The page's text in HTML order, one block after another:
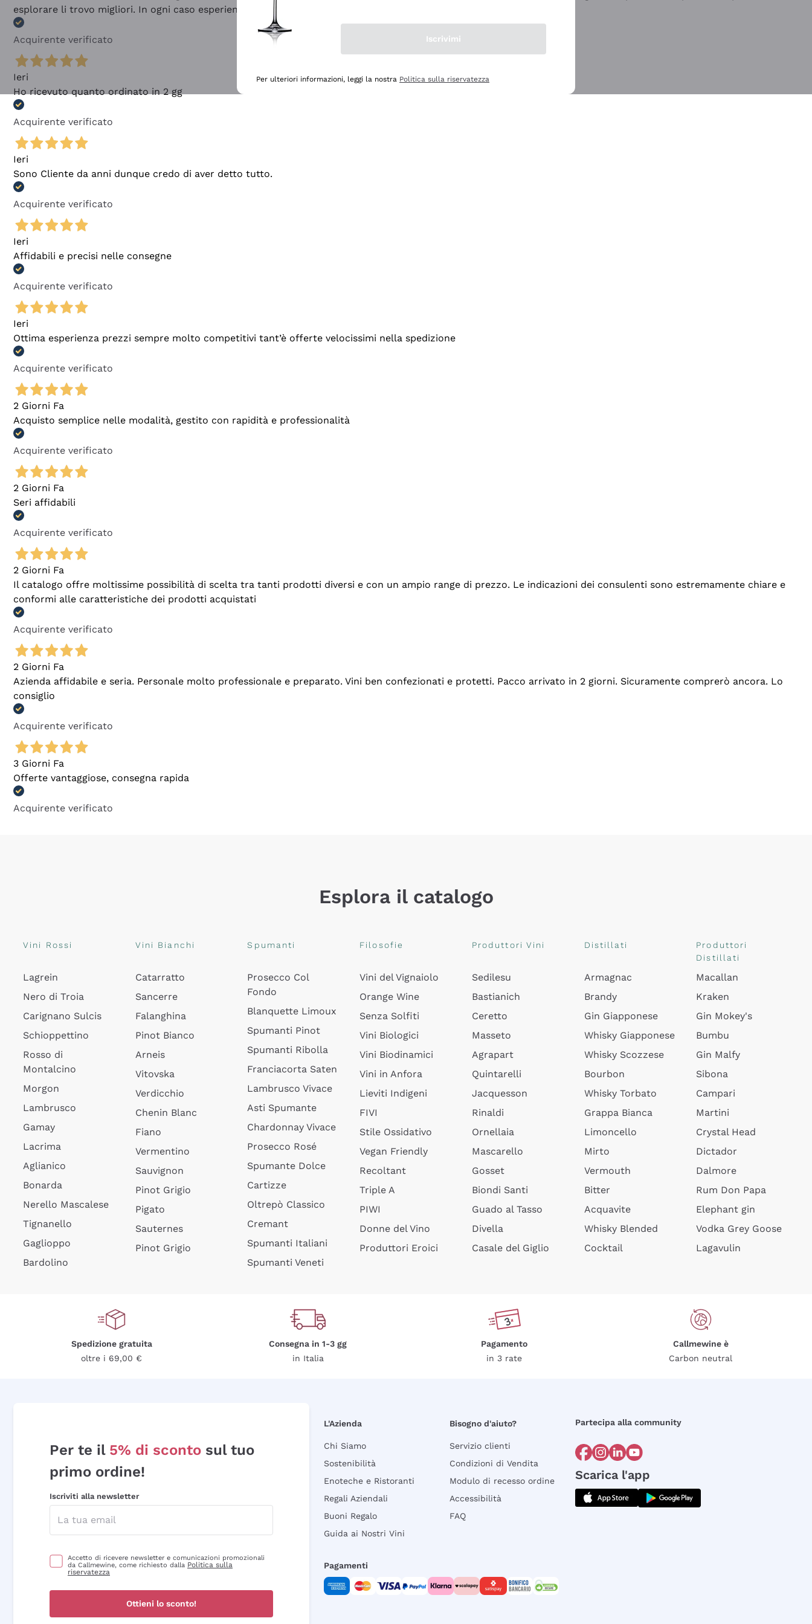
esplorare li trovo migliori. In ogni caso esperienza buona e lo consiglio! 👍
Acquirente verificato
Ieri
Ho ricevuto quanto ordinato in 2 gg
Acquirente verificato
Ieri
Sono Cliente da anni dunque credo di aver detto tutto.
Acquirente verificato
Ieri
Affidabili e precisi nelle consegne
Acquirente verificato
Ieri
Ottima esperienza prezzi sempre molto competitivi tant’è offerte velocissimi nella spedizione
Acquirente verificato
2 Giorni Fa
Acquisto semplice nelle modalità, gestito con rapidità e professionalità
Acquirente verificato
2 Giorni Fa
Seri affidabili
Acquirente verificato
2 Giorni Fa
Il catalogo offre moltissime possibilità di scelta tra tanti prodotti diversi e con un ampio range di prezzo. Le indicazioni dei consulenti sono estremamente chiare e
conformi alle caratteristiche dei prodotti acquistati
Acquirente verificato
2 Giorni Fa
Azienda affidabile e seria. Personale molto professionale e preparato. Vini ben confezionati e protetti. Pacco arrivato in 2 giorni. Sicuramente comprerò ancora. Lo
consiglio
Acquirente verificato
3 Giorni Fa
Offerte vantaggiose, consegna rapida
Acquirente verificato
Esplora il catalogo
Vini Rossi
Lagrein
Nero di Troia
Carignano Sulcis
Schioppettino
Rosso di
Montalcino
Morgon
Lambrusco
Gamay
Lacrima
Aglianico
Bonarda
Nerello Mascalese
Tignanello
Gaglioppo
Bardolino
Vini Bianchi
Catarratto
Sancerre
Falanghina
Pinot Bianco
Arneis
Vitovska
Verdicchio
Chenin Blanc
Fiano
Vermentino
Sauvignon
Pinot Grigio
Pigato
Sauternes
Pinot Grigio
Spumanti
Prosecco Col
Fondo
Blanquette Limoux
Spumanti Pinot
Spumanti Ribolla
Franciacorta Saten
Lambrusco Vivace
Asti Spumante
Chardonnay Vivace
Prosecco Rosé
Spumante Dolce
Cartizze
Oltrepò Classico
Cremant
Spumanti Italiani
Spumanti Veneti
Filosofie
Vini del Vignaiolo
Orange Wine
Senza Solfiti
Vini Biologici
Vini Biodinamici
Vini in Anfora
Lieviti Indigeni
FIVI
Stile Ossidativo
Vegan Friendly
Recoltant
Triple A
PIWI
Donne del Vino
Produttori Eroici
Produttori Vini
Sedilesu
Bastianich
Ceretto
Masseto
Agrapart
Quintarelli
Jacquesson
Rinaldi
Ornellaia
Mascarello
Gosset
Biondi Santi
Guado al Tasso
Divella
Casale del Giglio
Distillati
Armagnac
Brandy
Gin Giapponese
Whisky Giapponese
Whisky Scozzese
Bourbon
Whisky Torbato
Grappa Bianca
Limoncello
Mirto
Vermouth
Bitter
Acquavite
Whisky Blended
Cocktail
Produttori
Distillati
Macallan
Kraken
Gin Mokey's
Bumbu
Gin Malfy
Sibona
Campari
Martini
Crystal Head
Dictador
Dalmore
Rum Don Papa
Elephant gin
Vodka Grey Goose
Lagavulin
Spedizione gratuita
oltre i 69,00 €
Consegna in 1-3 gg
in Italia
Pagamento
in 3 rate
Callmewine è
Carbon neutral
Per te il 5% di sconto sul tuo
primo ordine!
Iscriviti alla newsletter
Accetto di ricevere newsletter e comunicazioni promozionali
da Callmewine, come richiesto dalla Politica sulla
riservatezza
Ottieni lo sconto!
L'Azienda
Chi Siamo
Sostenibilità
Enoteche e Ristoranti
Regali Aziendali
Buoni Regalo
Guida ai Nostri Vini
Bisogno d'aiuto?
Servizio clienti
Condizioni di Vendita
Modulo di recesso ordine
Accessibilità
FAQ
Partecipa alla community
Scarica l'app
Pagamenti
Iscrivimi
Per ulteriori informazioni, leggi la nostra Politica sulla riservatezza